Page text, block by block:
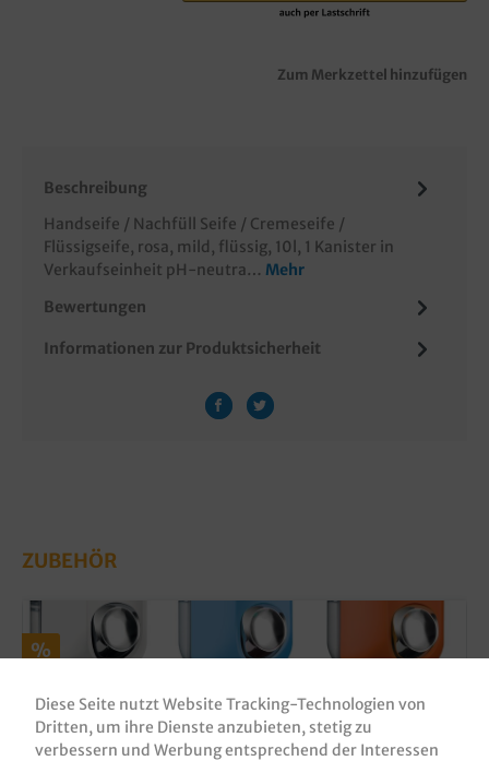
Zum Merkzettel hinzufügen
Beschreibung
Handseife / Nachfüll Seife / Cremeseife /
Flüssigseife, rosa, mild, flüssig, 10l, 1 Kanister in
Verkaufseinheit pH-neutra… Mehr
Bewertungen
Informationen zur Produktsicherheit
ZUBEHÖR
%
Diese Seite nutzt Website Tracking-Technologien von
Dritten, um ihre Dienste anzubieten, stetig zu
verbessern und Werbung entsprechend der Interessen